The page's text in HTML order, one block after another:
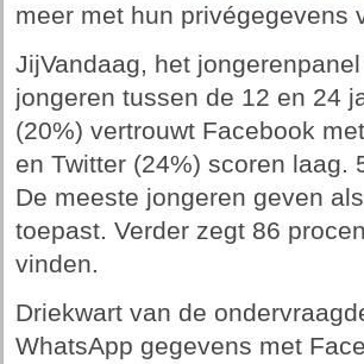
meer met hun privégegevens
JijVandaag, het
jongeren tussen de 12 en 24
(20%) vertrouwt Facebook
en Twitter (24%) scoren
De meeste jongeren geven
toepast. Verder zegt 86
vinden.
Driekwart van de
WhatsApp gegevens met